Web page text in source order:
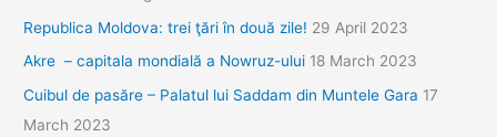
Republica Moldova: trei ţări în două zile! 29 April 2023
Akre – capitala mondială a Nowruz-ului 18 March 2023
Cuibul de pasăre – Palatul lui Saddam din Muntele Gara 17
March 2023